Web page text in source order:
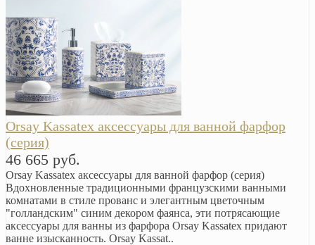
Orsay Kassatex аксессуары для ванной фарфор
(серия)
46 665 руб.
Orsay Kassatex аксессуары для ванной фарфор (серия)
Вдохновленные традиционными французскими ванными
комнатами в стиле прованс и элегантным цветочным
"голландским" синим декором фаянса, эти потрясающие
аксессуары для ванны из фарфора Orsay Kassatex придают
ванне изысканность. Orsay Kassat..